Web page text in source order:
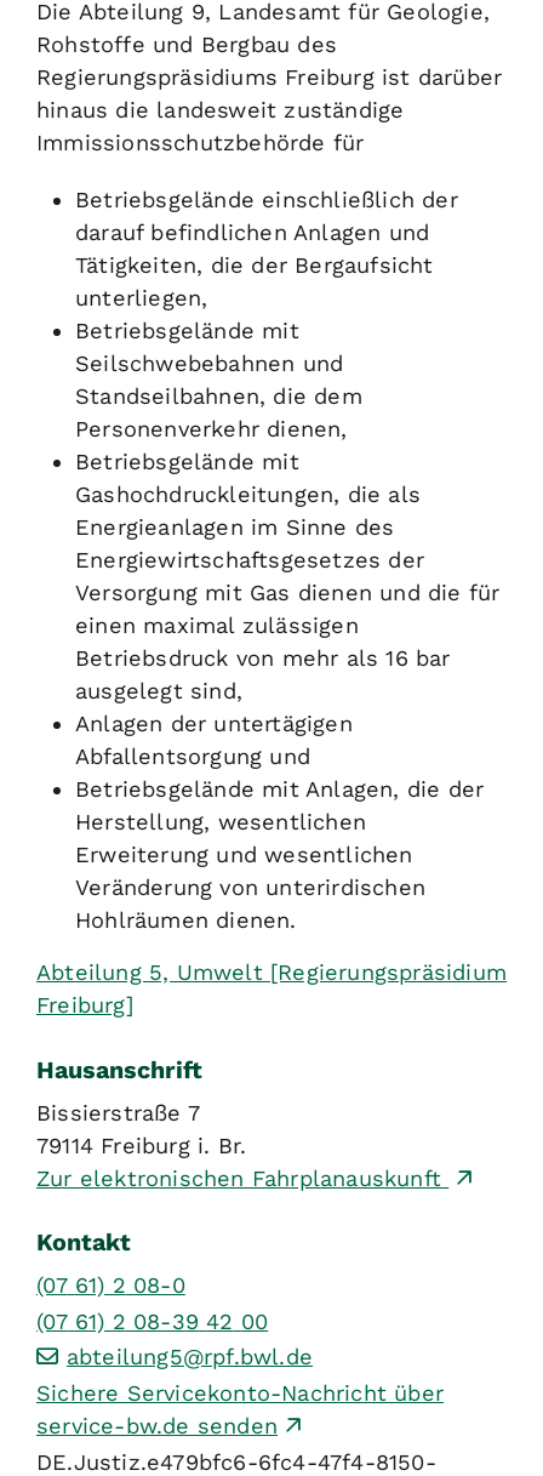
Die Abteilung 9, Landesamt für Geologie,
Rohstoffe und Bergbau des
Regierungspräsidiums Freiburg ist darüber
hinaus die landesweit zuständige
Immissionsschutzbehörde für
Betriebsgelände einschließlich der
darauf befindlichen Anlagen und
Tätigkeiten, die der Bergaufsicht
unterliegen,
Betriebsgelände mit
Seilschwebebahnen und
Standseilbahnen, die dem
Personenverkehr dienen,
Betriebsgelände mit
Gashochdruckleitungen, die als
Energieanlagen im Sinne des
Energiewirtschaftsgesetzes der
Versorgung mit Gas dienen und die für
einen maximal zulässigen
Betriebsdruck von mehr als 16 bar
ausgelegt sind,
Anlagen der untertägigen
Abfallentsorgung und
Betriebsgelände mit Anlagen, die der
Herstellung, wesentlichen
Erweiterung und wesentlichen
Veränderung von unterirdischen
Hohlräumen dienen.
Abteilung 5, Umwelt [Regierungspräsidium
Freiburg]
Hausanschrift
Bissierstraße 7
79114 Freiburg i. Br.
Zur elektronischen Fahrplanauskunft
Kontakt
(07 61) 2 08-0
(07 61) 2 08-39 42 00
abteilung5@rpf.bwl.de
Sichere Servicekonto-Nachricht über
service-bw.de senden
DE.Justiz.e479bfc6-6fc4-47f4-8150-